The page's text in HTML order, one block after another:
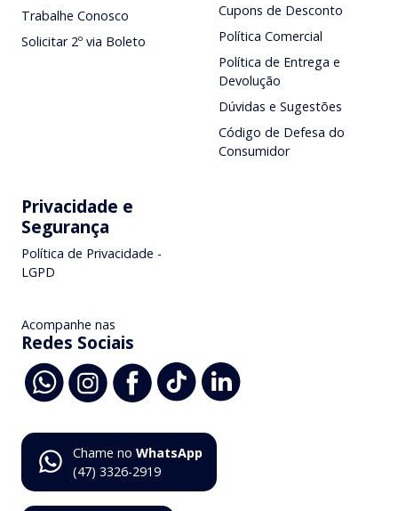
Trabalhe Conosco
Solicitar 2º via Boleto
Cupons de Desconto
Política Comercial
Política de Entrega e
Devolução
Dúvidas e Sugestões
Código de Defesa do
Consumidor
Privacidade e
Segurança
Política de Privacidade -
LGPD
Acompanhe nas
Redes Sociais
Chame no WhatsApp
(47) 3326-2919